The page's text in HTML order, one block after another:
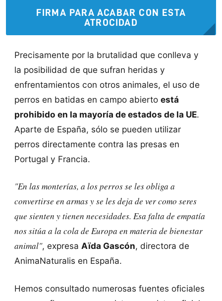
FIRMA PARA ACABAR CON ESTA
ATROCIDAD
Precisamente por la brutalidad que conlleva y
la posibilidad de que sufran heridas y
enfrentamientos con otros animales, el uso de
perros en batidas en campo abierto está
prohibido en la mayoría de estados de la UE.
Aparte de España, sólo se pueden utilizar
perros directamente contra las presas en
Portugal y Francia.
"En las monterías, a los perros se les obliga a
convertirse en armas y se les deja de ver como seres
que sienten y tienen necesidades. Esa falta de empatía
nos sitúa a la cola de Europa en materia de bienestar
animal", expresa Aïda Gascón, directora de
AnimaNaturalis en España.
Hemos consultado numerosas fuentes oficiales